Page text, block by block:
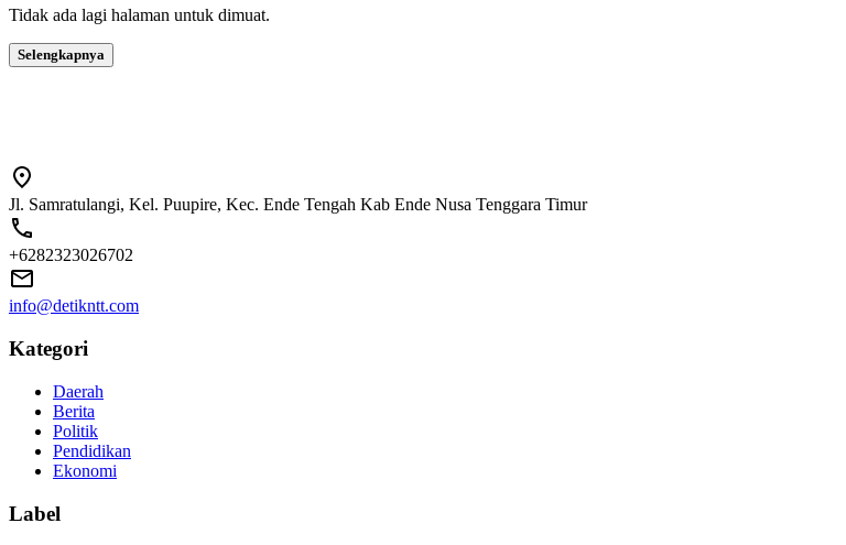
Tidak ada lagi halaman untuk dimuat.
Selengkapnya
Jl. Samratulangi, Kel. Puupire, Kec. Ende Tengah Kab Ende Nusa Tenggara Timur
+6282323026702
info@detikntt.com
Kategori
Daerah
Berita
Politik
Pendidikan
Ekonomi
Label